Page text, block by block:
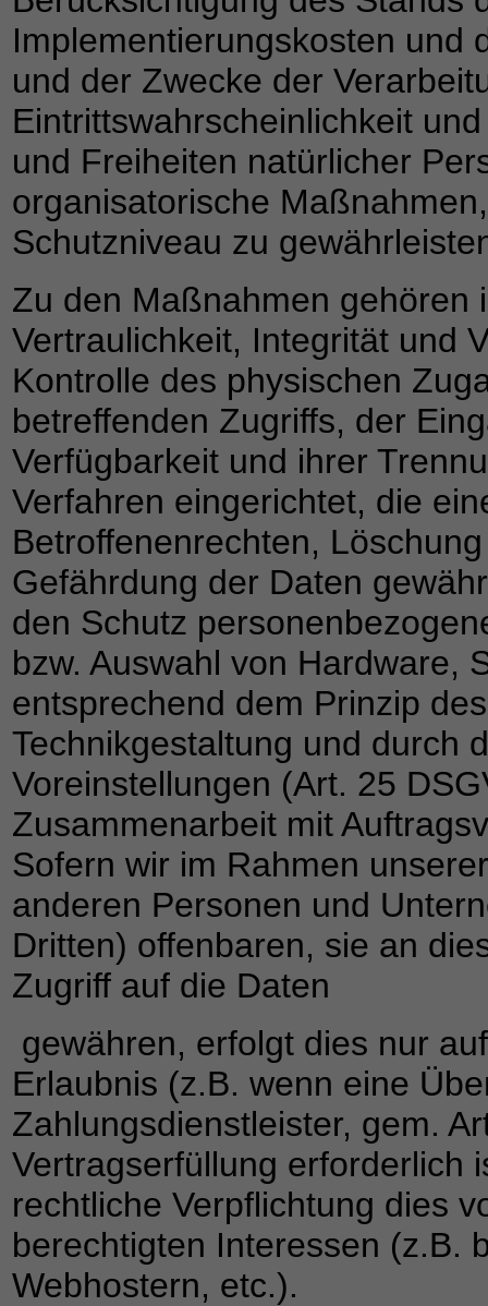
Implementierungskosten und
und der Zwecke der
Eintrittswahrscheinlichkeit
und Freiheiten natürlicher
organisatorische
Schutzniveau zu
Zu den Maßnahmen gehören
Vertraulichkeit, Integrität und
Kontrolle des physischen
betreffenden Zugriffs, der
Verfügbarkeit und ihrer
Verfahren eingerichtet, die
Betroffenenrechten,
Gefährdung der Daten
den Schutz
bzw. Auswahl von Hardware,
entsprechend dem Prinzip
Technikgestaltung und durch
Voreinstellungen (Art. 25
Zusammenarbeit mit
Sofern wir im Rahmen
anderen Personen und
Dritten) offenbaren, sie an
Zugriff auf die Daten
gewähren, erfolgt dies nur
Erlaubnis (z.B. wenn eine
Zahlungsdienstleister, gem.
Vertragserfüllung erforderlich
rechtliche Verpflichtung dies
berechtigten Interessen (z.B.
Webhostern, etc.).